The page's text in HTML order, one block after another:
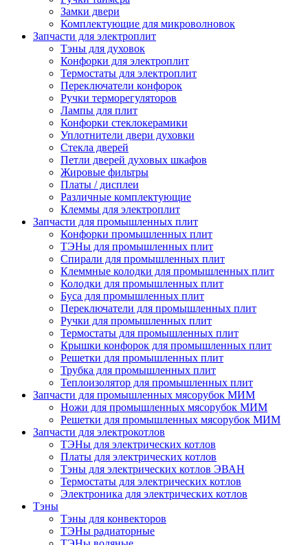
Замки двери
Комплектующие для микроволновок
Запчасти для электроплит
Тэны для духовок
Конфорки для электроплит
Термостаты для электроплит
Переключатели конфорок
Ручки терморегуляторов
Лампы для плит
Конфорки стеклокерамики
Уплотнители двери духовки
Стекла дверей
Петли дверей духовых шкафов
Жировые фильтры
Платы / дисплеи
Различные комплектующие
Клеммы для электроплит
Запчасти для промышленных плит
Конфорки промышленных плит
ТЭНы для промышленных плит
Спирали для промышленных плит
Клеммные колодки для промышленных плит
Колодки для промышленных плит
Буса для промышленных плит
Переключатели для промышленных плит
Ручки для промышленных плит
Термостаты для промышленных плит
Крышки конфорок для промышленных плит
Решетки для промышленных плит
Трубка для промышленных плит
Теплоизолятор для промышленных плит
Запчасти для промышленных мясорубок МИМ
Ножи для промышленных мясорубок МИМ
Решетки для промышленных мясорубок МИМ
Запчасти для электрокотлов
ТЭНы для электрических котлов
Платы для электрических котлов
Тэны для электрических котлов ЭВАН
Термостаты для электрических котлов
Электроника для электрических котлов
Тэны
Тэны для конвекторов
ТЭНы радиаторные